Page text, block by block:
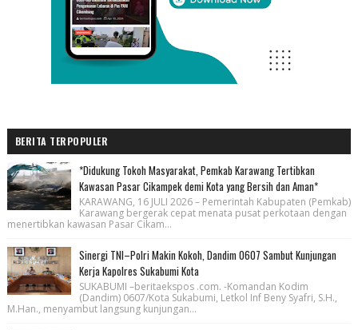
BERITA TERPOPULER
*Didukung Tokoh Masyarakat, Pemkab Karawang Tertibkan
Kawasan Pasar Cikampek demi Kota yang Bersih dan Aman*
KARAWANG, 16 JULI 2026 – Pemerintah Kabupaten (Pemkab)
Karawang bergerak cepat menata pusat perkotaan dengan
menertibkan kawasan Pasar Cikam...
Sinergi TNI–Polri Makin Kokoh, Dandim 0607 Sambut Kunjungan
Kerja Kapolres Sukabumi Kota
SUKABUMI –beritaekspos .com. -Komandan Kodim
(Dandim) 0607/Kota Sukabumi, Letkol Inf Beny Syafri, S.H.,
M.Han., menyambut langsung kunjungan...